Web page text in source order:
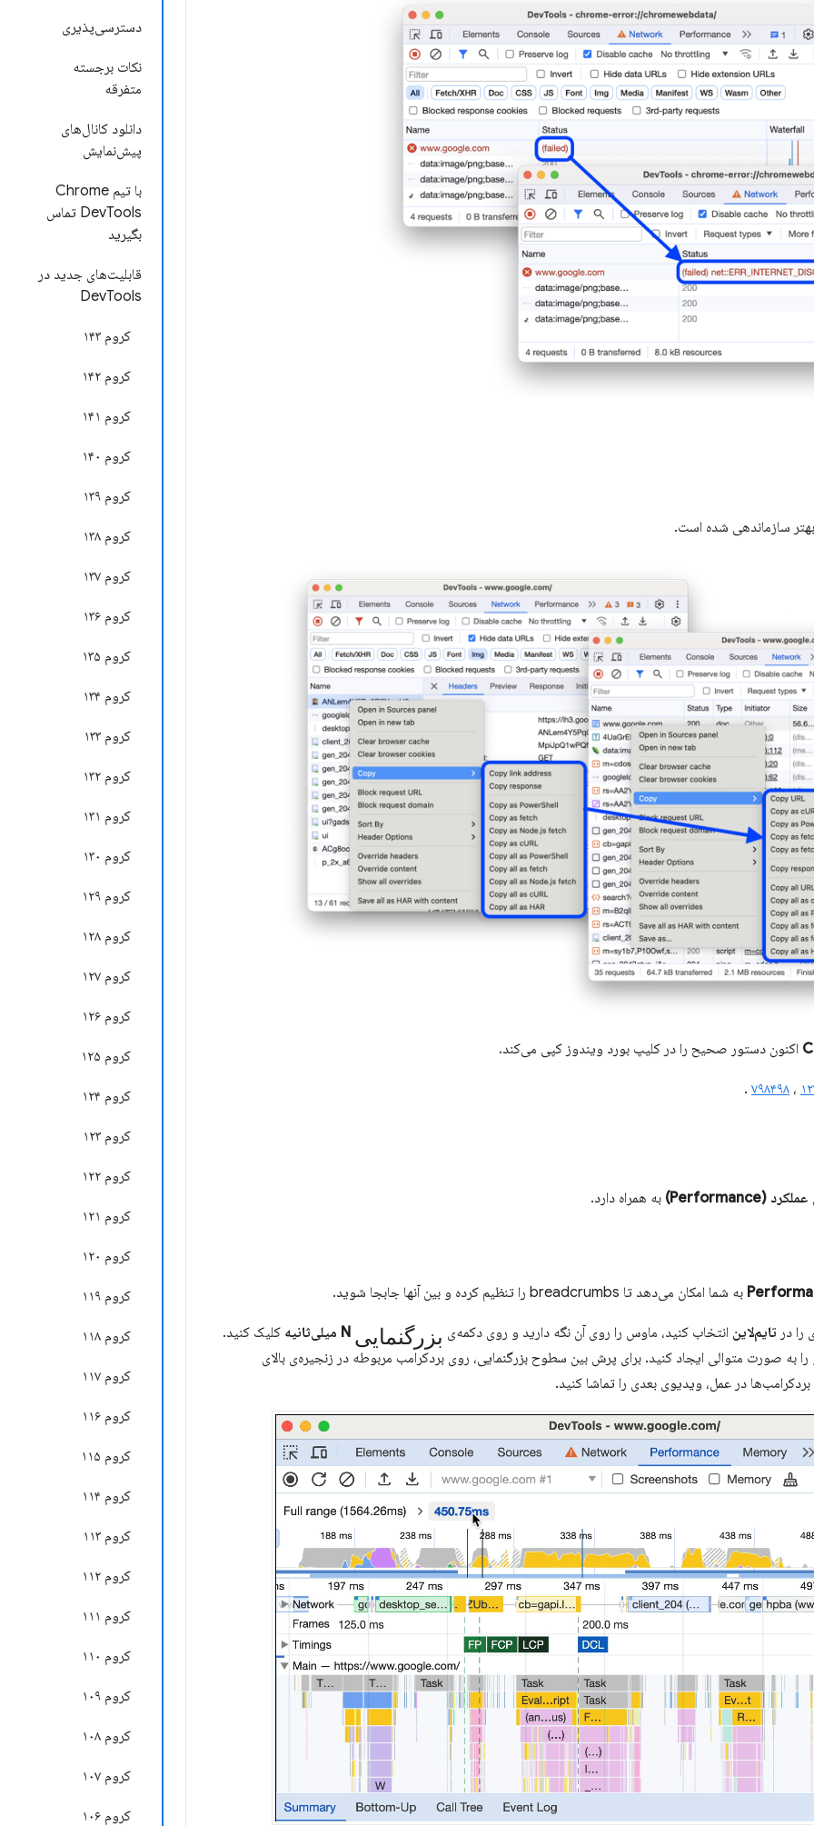
دسترسی‌پذیری
نکات برجسته
متفرقه
دانلود کانال‌های
پیش‌نمایش
با تیم Chrome
DevTools تماس
بگیرید
قابلیت‌های جدید در
DevTools
کروم ۱۴۳
کروم ۱۴۲
کروم ۱۴۱
کروم ۱۴۰
کروم ۱۳۹
کروم ۱۳۸
کروم ۱۳۷
کروم ۱۳۶
کروم ۱۳۵
کروم ۱۳۴
کروم ۱۳۳
کروم ۱۳۲
کروم ۱۳۱
کروم ۱۳۰
کروم ۱۲۹
کروم ۱۲۸
کروم ۱۲۷
کروم ۱۲۶
کروم ۱۲۵
کروم ۱۲۴
کروم ۱۲۳
کروم ۱۲۲
کروم ۱۲۱
کروم ۱۲۰
کروم ۱۱۹
کروم ۱۱۸
کروم ۱۱۷
کروم ۱۱۶
کروم ۱۱۵
کروم ۱۱۴
کروم ۱۱۳
کروم ۱۱۲
کروم ۱۱۱
کروم ۱۱۰
کروم ۱۰۹
کروم ۱۰۸
کروم ۱۰۷
کروم ۱۰۶
سازماندهی شده است.
اکنون دستور صحیح را در کلیپ بورد ویندوز کپی می‌کند.
، ۷۹۸۴۹۸ .
عملکرد (Performance) به همراه دارد.
به شما امکان می‌دهد تا breadcrumbs را تنظیم کرده و بین آنها جابجا شوید.
در تایم‌لاین انتخاب کنید، ماوس را روی آن نگه دارید و روی دکمه‌ی بزرگنمایی N میلی‌ثانیه
کلیک کنید.
به صورت متوالی ایجاد کنید. برای پرش بین سطوح بزرگنمایی، روی بردکرامب مربوطه در زنجیره‌ی بالای
در عمل، ویدیوی بعدی را تماشا کنید.